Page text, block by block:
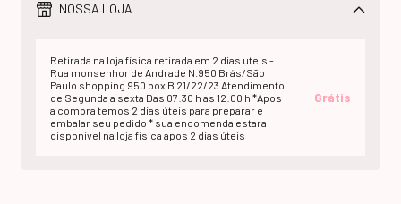
NOSSA LOJA
Retirada na loja fisica retirada em 2 dias uteis -
Rua monsenhor de Andrade N.950 Brás/São
Paulo shopping 950 box B 21/22/23 Atendimento
de Segunda a sexta Das 07:30 h as 12:00 h *Apos
a compra temos 2 dias úteis para preparar e
embalar seu pedido * sua encomenda estara
disponivel na loja fisica apos 2 dias úteis
Grátis